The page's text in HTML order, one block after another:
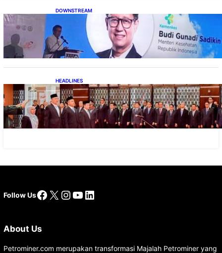
DOWNSTREAM
Digitalisasi Alat-Alat Kesehatan Dukung
Pertumbuhan Industri Alkes
HEADLINES
Lana Saria Dilantik Sebagai Kepala Badan
Geologi
Follow UsFacebook
X Instagram
YouTube
LinkedIn
About Us
Petrominer.com merupakan transformasi Majalah Petrominer yang